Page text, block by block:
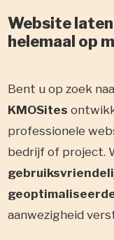
Website
helemaal op
Bent u op zoek
KMOSites
professionele
bedrijf of project.
aanwezigheid